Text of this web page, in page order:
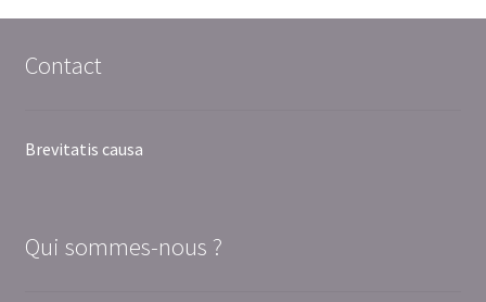
Contact
Brevitatis causa
Qui sommes-nous ?